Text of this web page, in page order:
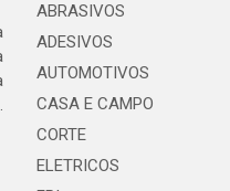
ABRASIVOS
ADESIVOS
AUTOMOTIVOS
CASA E CAMPO
CORTE
ELETRICOS